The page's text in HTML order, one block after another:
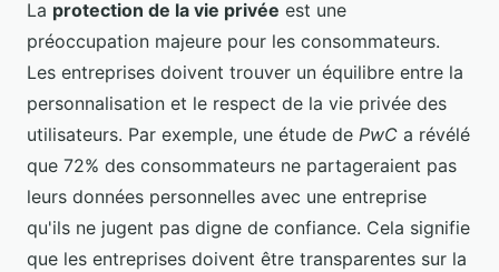
La protection de la vie privée est une
préoccupation majeure pour les consommateurs.
Les entreprises doivent trouver un équilibre entre la
personnalisation et le respect de la vie privée des
utilisateurs. Par exemple, une étude de PwC a révélé
que 72% des consommateurs ne partageraient pas
leurs données personnelles avec une entreprise
qu'ils ne jugent pas digne de confiance. Cela signifie
que les entreprises doivent être transparentes sur la